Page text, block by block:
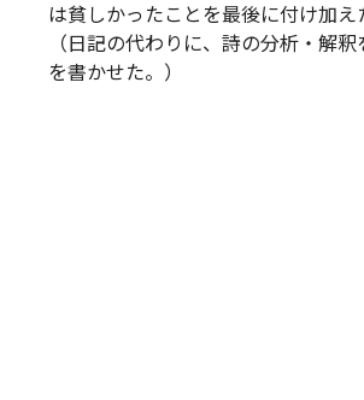
は貧しかったことを最後に付け加え
（日記の代わりに、詩の分析・解
を書かせた。）